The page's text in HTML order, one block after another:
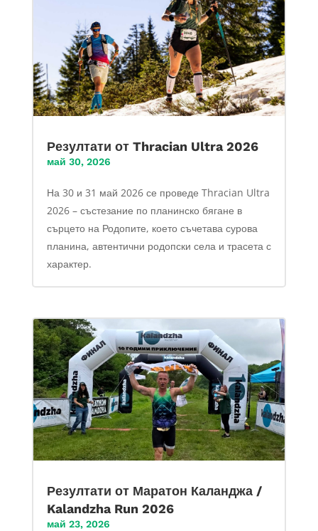
Резултати от Thracian Ultra 2026
май 30, 2026
На 30 и 31 май 2026 се проведе Thracian Ultra
2026 – състезание по планинско бягане в
сърцето на Родопите, което съчетава сурова
планина, автентични родопски села и трасета с
характер.
Резултати от Маратон Каланджа /
Kalandzha Run 2026
май 23, 2026